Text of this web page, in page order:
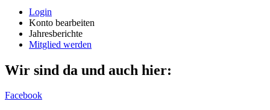
Login
Konto bearbeiten
Jahresberichte
Mitglied werden
Wir sind da und auch hier:
Facebook